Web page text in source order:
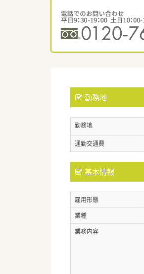
勤務地
勤務地
通勤交通費
基本情報
雇用形態
業種
業務内容